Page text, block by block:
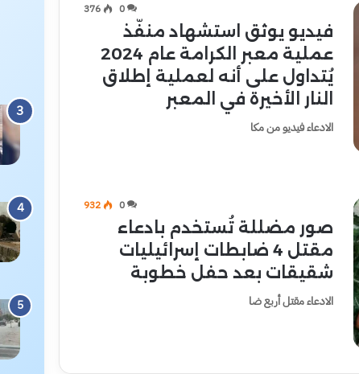
0
376
فيديو يوثق استشهاد منفّذ
عملية معبر الكرامة عام 2024
يُتداول على أنه لعملية إطلاق
النار الأخيرة في المعبر
الادعاء فيديو من مكا
0
932
صور مضللة تُستخدم بادعاء
مقتل 4 ضابطات إسرائيليات
شقيقات بعد حفل خطوبة
الادعاء مقتل أربع ضا